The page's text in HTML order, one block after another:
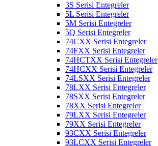
3S Serisi Entegreler
5L Serisi Entegreler
5M Serisi Entegreler
5Q Serisi Entegreler
74CXX Serisi Entegreler
74FXX Serisi Entegreler
74HCTXX Serisi Entegreler
74HCXX Serisi Entegreler
74LSXX Serisi Entegreler
78LXX Serisi Entegreler
78SXX Serisi Entegreler
78XX Serisi Entegreler
79LXX Serisi Entegreler
79XX Serisi Entegreler
93CXX Serisi Entegreler
93LCXX Serisi Entegreler